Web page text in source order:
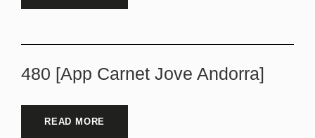
480 [App Carnet Jove Andorra]
READ MORE